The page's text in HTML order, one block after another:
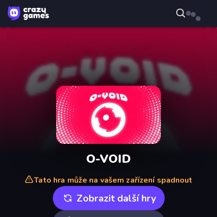
O-VOID
Tato hra může na vašem zařízení spadnout
Zobrazit další hry